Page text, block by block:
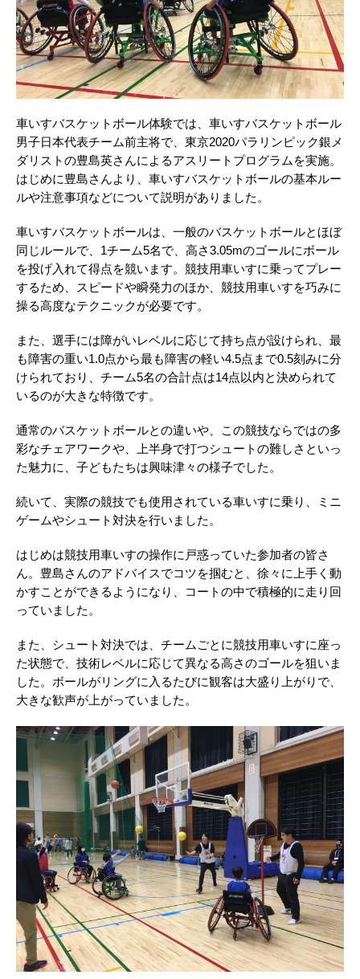
車いすバスケットボール体験では、車いすバスケットボール
男子日本代表チーム前主将で、東京2020パラリンピック銀メ
ダリストの豊島英さんによるアスリートプログラムを実施。
はじめに豊島さんより、車いすバスケットボールの基本ルー
ルや注意事項などについて説明がありました。
車いすバスケットボールは、一般のバスケットボールとほぼ
同じルールで、1チーム5名で、高さ3.05mのゴールにボール
を投げ入れて得点を競います。競技用車いすに乗ってプレー
するため、スピードや瞬発力のほか、競技用車いすを巧みに
操る高度なテクニックが必要です。
また、選手には障がいレベルに応じて持ち点が設けられ、最
も障害の重い1.0点から最も障害の軽い4.5点まで0.5刻みに分
けられており、チーム5名の合計点は14点以内と決められて
いるのが大きな特徴です。
通常のバスケットボールとの違いや、この競技ならではの多
彩なチェアワークや、上半身で打つシュートの難しさといっ
た魅力に、子どもたちは興味津々の様子でした。
続いて、実際の競技でも使用されている車いすに乗り、ミニ
ゲームやシュート対決を行いました。
はじめは競技用車いすの操作に戸惑っていた参加者の皆さ
ん。豊島さんのアドバイスでコツを掴むと、徐々に上手く動
かすことができるようになり、コートの中で積極的に走り回
っていました。
また、シュート対決では、チームごとに競技用車いすに座っ
た状態で、技術レベルに応じて異なる高さのゴールを狙いま
した。ボールがリングに入るたびに観客は大盛り上がりで、
大きな歓声が上がっていました。